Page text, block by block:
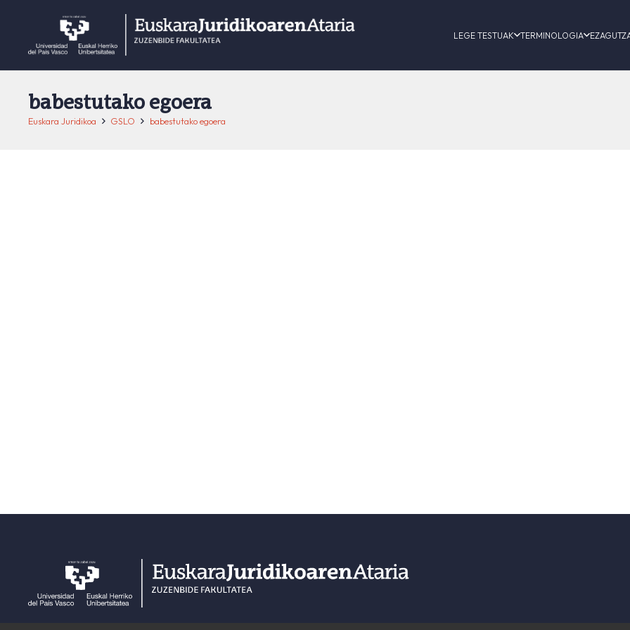
LEGE TESTUAK TERMINOLOGIA
babestutako egoera
Euskara Juridikoa GSLO babestutako egoera